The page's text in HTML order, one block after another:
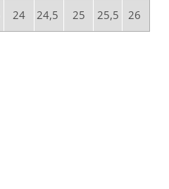
24 24,5 25 25,5 26